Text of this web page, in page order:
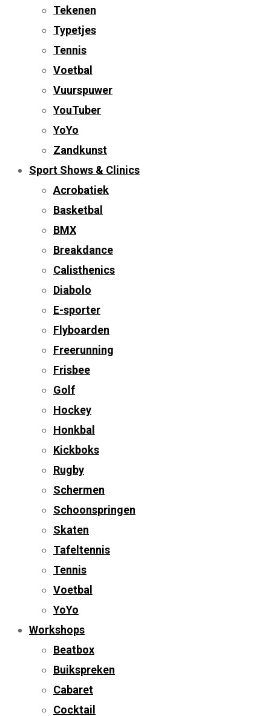
Tekenen
Typetjes
Tennis
Voetbal
Vuurspuwer
YouTuber
YoYo
Zandkunst
Sport Shows & Clinics
Acrobatiek
Basketbal
BMX
Breakdance
Calisthenics
Diabolo
E-sporter
Flyboarden
Freerunning
Frisbee
Golf
Hockey
Honkbal
Kickboks
Rugby
Schermen
Schoonspringen
Skaten
Tafeltennis
Tennis
Voetbal
YoYo
Workshops
Beatbox
Buikspreken
Cabaret
Cocktail